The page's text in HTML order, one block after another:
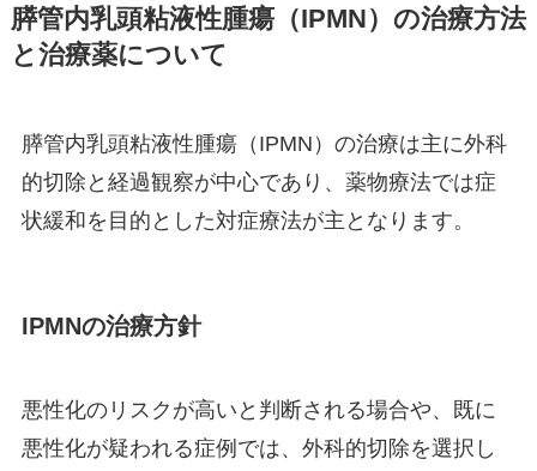
膵管内乳頭粘液性腫瘍（IPMN）の治療方法
と治療薬について
膵管内乳頭粘液性腫瘍（IPMN）の治療は主に外科
的切除と経過観察が中心であり、薬物療法では症
状緩和を目的とした対症療法が主となります。
IPMNの治療方針
悪性化のリスクが高いと判断される場合や、既に
悪性化が疑われる症例では、外科的切除を選択し